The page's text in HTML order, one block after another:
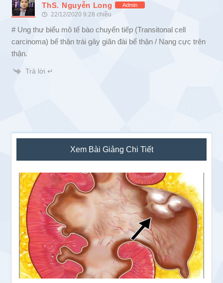
ThS. Nguyễn Long Admin
22/12/2020 9:28 chiều
# Ung thư biểu mô tế bào chuyển tiếp (Transitonal cell
carcinoma) bể thận trái gây giãn đài bể thận / Nang cực trên
thận.
Trả lời ↵
Sidebar
chính
Xem Bài Giảng Chi Tiết